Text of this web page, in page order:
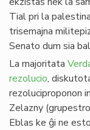
Tial pri la
trisemajna
Senato dum sia
La majoritata
rezolucio,
rezoluciproponon
Zelazny
Eblas ke ĝi ne